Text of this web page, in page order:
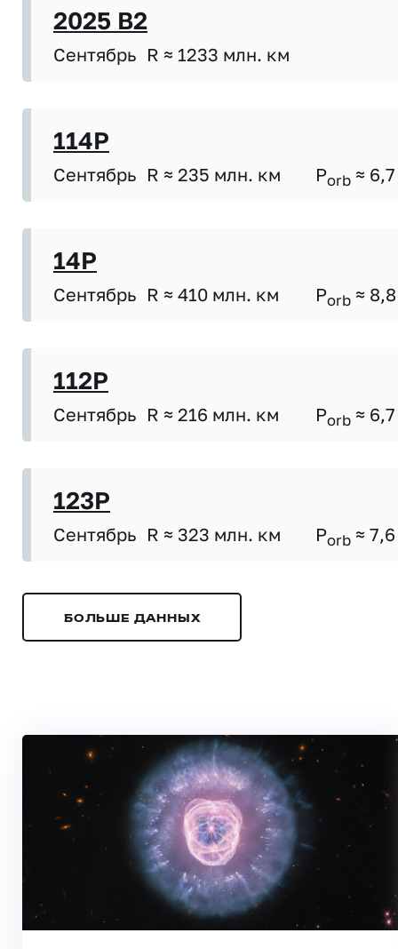
2025 B2
Сентябрь R ≈ 1233 млн. км
114P
Сентябрь R ≈ 235 млн. км Porb ≈ 6,7
14P
Сентябрь R ≈ 410 млн. км Porb ≈ 8,8
112P
Сентябрь R ≈ 216 млн. км Porb ≈ 6,7
123P
Сентябрь R ≈ 323 млн. км Porb ≈ 7,6
БОЛЬШЕ ДАННЫХ